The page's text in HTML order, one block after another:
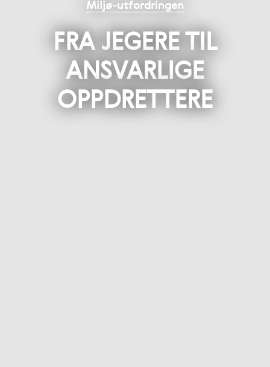
Miljø-utfordringen
FRA JEGERE TIL
ANSVARLIGE
OPPDRETTERE